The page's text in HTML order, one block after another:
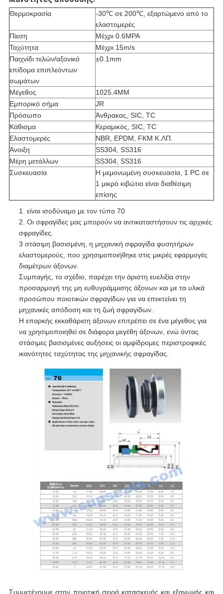
Θερμοκρασία
-30℃ σε 200℃, εξαρτώμενο από το
ελαστομερές
Πίεση
Μέχρι 0.6MPA
Ταχύτητα
Μέχρι 15m/s
Παιχνίδι τελών/αξονικό
επίδομα επιπλεόντων
σωμάτων
±0.1mm
Μέγεθος
1025.4MM
Εμπορικό σήμα
JR
Πρόσωπο
Άνθρακας, SIC, TC
Κάθισμα
Κεραμικός, SIC, TC
Ελαστομερές
NBR, EPDM, FKM Κ.ΛΠ.
Άνοιξη
SS304, SS316
Μέρη μετάλλων
SS304, SS316
Συσκευασία
Η μεμονωμένη συσκευασία, 1 PC σε
1 μικρό κιβώτιο είναι διαθέσιμη
επίσης
1. είναι ισοδύναμο με τον τύπο 70
2. Οι σφραγίδες μας μπορούν να αντικαταστήσουν τις αρχικές
σφραγίδες.
3 στάσιμη βασισμένη, η μηχανική σφραγίδα φυσητήρων
ελαστομερούς, που χρησιμοποιήθηκε στις μικρές εφαρμογές
διαμέτρων άξονων.
Συμπαγής, το σχέδιο, παρέχει την άριστη ευελιξία στην
προσαρμογή της μη ευθυγράμμισης άξονων και με τα υλικά
προσώπου ποιοτικών σφραγίδων για να επεκτείνει τη
μηχανικές απόδοση και τη ζωή σφραγίδων.
Η επαρκής εκκαθάριση άξονων επιτρέπει σε ένα μέγεθος για
να χρησιμοποιηθεί σε διάφορα μεγέθη άξονων, ενώ όντας
στάσιμες βασισμένες αυξήσεις οι αμφίδρομες περιστροφικές
ικανότητες ταχύτητας της μηχανικής σφραγίδας.
Συμμετέχουμε στην ποιοτική σειρά κατασκευής και εξαγωγής και